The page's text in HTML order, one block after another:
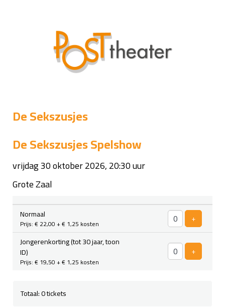
De Sekszusjes
De Sekszusjes Spelshow
vrijdag 30 oktober 2026, 20:30 uur
Grote Zaal
Aantal
Normaal
Prijs: € 22,00+ € 1,25 kosten +Voeg
Jongerenkorting (tot 30 jaar, toon
ID)
Prijs: € 19,50+ € 1,25 kosten
+Voeg
Totaal: 0 tickets